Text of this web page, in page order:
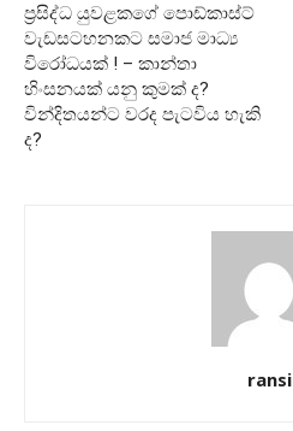
ප්‍රසිද්ධ යුවළකගේ පොඩ්කාස්ට්
වැඩසටහනකට සමාජ මාධ්‍ය
විරෝධයක් ! – කාන්තා
හිංසනයක් යනු කුමක් ද?
වින්දිතයන්ට වරද පැටවිය හැකි
ද?
ransi